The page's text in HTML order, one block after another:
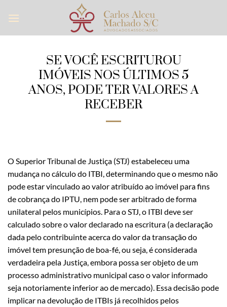
SE VOCÊ ESCRITUROU
IMÓVEIS NOS ÚLTIMOS 5
ANOS, PODE TER VALORES A
RECEBER
O Superior Tribunal de Justiça (STJ) estabeleceu uma
mudança no cálculo do ITBI, determinando que o mesmo não
pode estar vinculado ao valor atribuído ao imóvel para fins
de cobrança do IPTU, nem pode ser arbitrado de forma
unilateral pelos municípios. Para o STJ, o ITBI deve ser
calculado sobre o valor declarado na escritura (a declaração
dada pelo contribuinte acerca do valor da transação do
imóvel tem presunção de boa-fé, ou seja, é considerada
verdadeira pela Justiça, embora possa ser objeto de um
processo administrativo municipal caso o valor informado
seja notoriamente inferior ao de mercado). Essa decisão pode
implicar na devolução de ITBIs já recolhidos pelos